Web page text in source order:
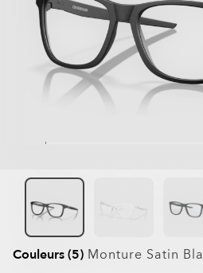
Couleurs (5) Monture Satin